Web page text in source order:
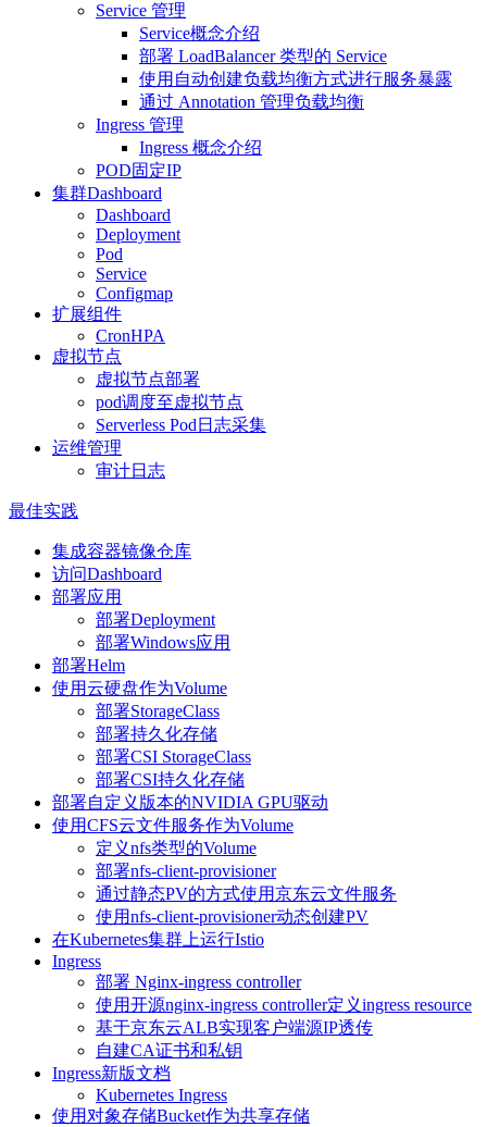
Service 管理
Service概念介绍
部署 LoadBalancer 类型的 Service
使用自动创建负载均衡方式进行服务暴露
通过 Annotation 管理负载均衡
Ingress 管理
Ingress 概念介绍
POD固定IP
集群Dashboard
Dashboard
Deployment
Pod
Service
Configmap
扩展组件
CronHPA
虚拟节点
虚拟节点部署
pod调度至虚拟节点
Serverless Pod日志采集
运维管理
审计日志
最佳实践
集成容器镜像仓库
访问Dashboard
部署应用
部署Deployment
部署Windows应用
部署Helm
使用云硬盘作为Volume
部署StorageClass
部署持久化存储
部署CSI StorageClass
部署CSI持久化存储
部署自定义版本的NVIDIA GPU驱动
使用CFS云文件服务作为Volume
定义nfs类型的Volume
部署nfs-client-provisioner
通过静态PV的方式使用京东云文件服务
使用nfs-client-provisioner动态创建PV
在Kubernetes集群上运行Istio
Ingress
部署 Nginx-ingress controller
使用开源nginx-ingress controller定义ingress resource
基于京东云ALB实现客户端源IP透传
自建CA证书和私钥
Ingress新版文档
Kubernetes Ingress
使用对象存储Bucket作为共享存储